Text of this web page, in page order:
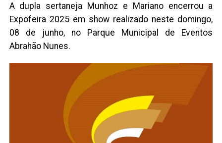
A dupla sertaneja Munhoz e Mariano encerrou a
Expofeira 2025 em show realizado neste domingo,
08 de junho, no Parque Municipal de Eventos
Abrahão Nunes.